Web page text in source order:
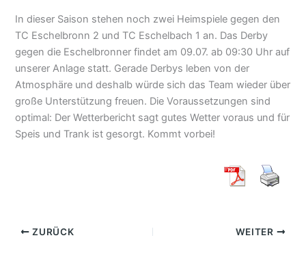
In dieser Saison stehen noch zwei Heimspiele gegen den
TC Eschelbronn 2 und TC Eschelbach 1 an. Das Derby
gegen die Eschelbronner findet am 09.07. ab 09:30 Uhr auf
unserer Anlage statt. Gerade Derbys leben von der
Atmosphäre und deshalb würde sich das Team wieder über
große Unterstützung freuen. Die Voraussetzungen sind
optimal: Der Wetterbericht sagt gutes Wetter voraus und für
Speis und Trank ist gesorgt. Kommt vorbei!
ZURÜCK WEITER